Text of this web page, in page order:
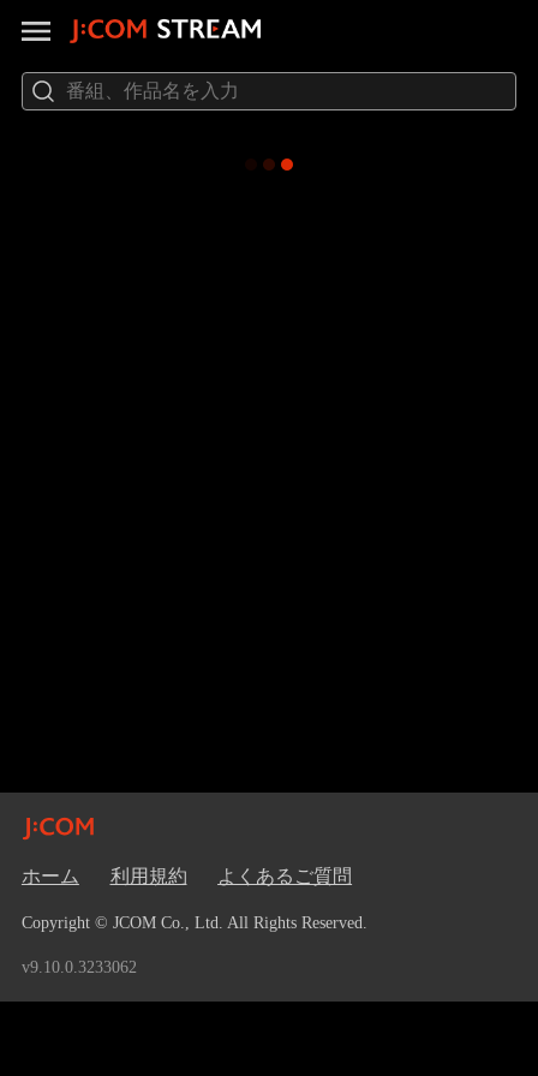
ホーム 利用規約 よくあるご質問
Copyright © JCOM Co., Ltd. All Rights Reserved.
v9.10.0.3233062